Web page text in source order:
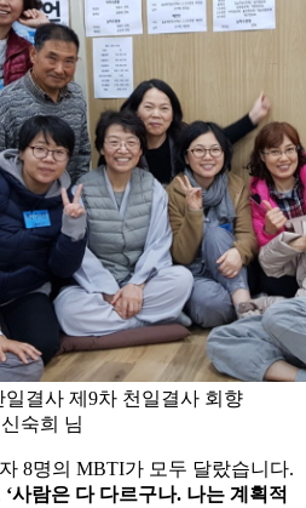
일결사 제9차 천일결사 회향
숙희 님
8명의 MBTI가 모두 달랐습니다.
‘사람은 다 다르구나. 나는 계획적